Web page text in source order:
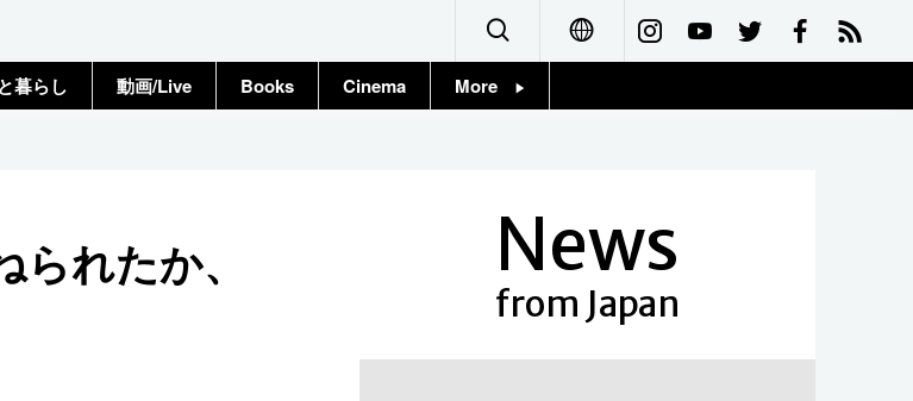
Français
暮らし 動画/Live Books Cinema More
れたか、
News
from Japan